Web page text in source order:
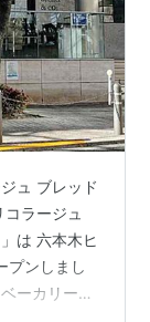
ュ ブレッド
ラージュ
は 六本木ヒ
プンしまし
ーカリー